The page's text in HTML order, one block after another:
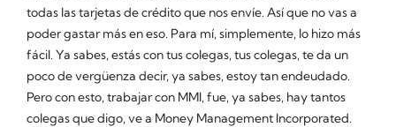
todas las tarjetas de crédito que nos envíe. Así que no vas a
poder gastar más en eso. Para mí, simplemente, lo hizo más
fácil. Ya sabes, estás con tus colegas, tus colegas, te da un
poco de vergüenza decir, ya sabes, estoy tan endeudado.
Pero con esto, trabajar con MMI, fue, ya sabes, hay tantos
colegas que digo, ve a Money Management Incorporated.